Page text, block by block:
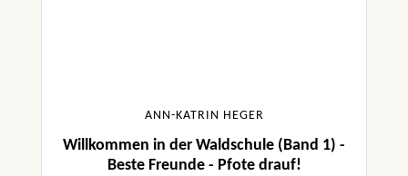
ANN-KATRIN HEGER
Willkommen in der Waldschule (Band 1) -
Beste Freunde - Pfote drauf!